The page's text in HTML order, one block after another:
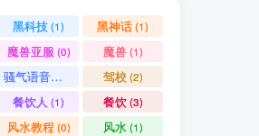
2024多多运营必听的12节课，全程干货，玩法实操，爆款方案尽在掌握
(1)黑科技(1) 黑神话(1)
魔兽亚服 (0) 魔兽(1)
骚气语音包 驾校(2)
餐饮人 (1) 餐饮(3)
风水教程 (0) 风水 (1)